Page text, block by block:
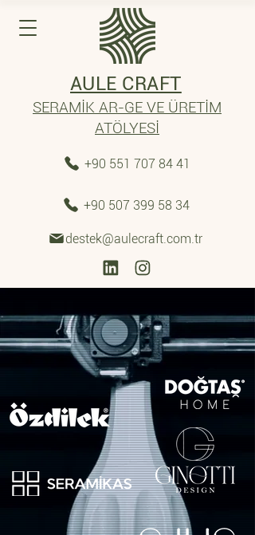
AULE CRAFT
SERAMİK AR-GE VE ÜRETİM
ATÖLYESİ
+90 507 399 58 34
destek@aulecraft.com.tr
+90 551 707 84 41